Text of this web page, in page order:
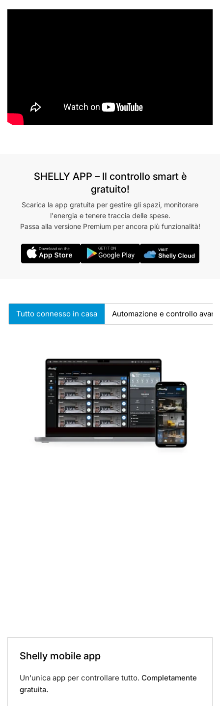
SHELLY APP – Il controllo smart è
gratuito!
Scarica la app gratuita per gestire gli spazi, monitorare
l'energia e tenere traccia delle spese.
Passa alla versione Premium per ancora più funzionalità!
Tutto connesso in casa Automazione e controllo
Shelly mobile app
Un'unica app per controllare tutto. Completamente
gratuita.